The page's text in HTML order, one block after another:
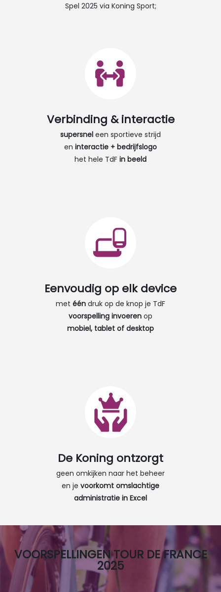
Spel 2025 via Koning Sport;
Verbinding & interactie​
supersnel een sportieve strijd
en interactie + bedrijfslogo
het hele TdF in beeld
Eenvoudig op elk device​
met één druk op de knop je TdF
voorspelling invoeren op
mobiel, tablet of desktop
De Koning ontzorgt​
geen omkijken naar het beheer
en je voorkomt omslachtige
administratie in Excel
VOORSPELLINGEN TOUR DE FRANCE
2025